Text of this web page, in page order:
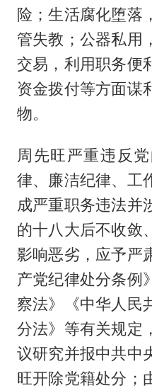
险；生活腐化堕落
管失教；公器私用
交易，利用职务便
资金拨付等方面谋
物。
周先旺严重违反
律、廉洁纪律、工
成严重职务违法并
的十八大后不收敛
影响恶劣，应予严
产党纪律处分条例
察法》《中华人民
分法》等有关规定
议研究并报中共中
旺开除党籍处分；